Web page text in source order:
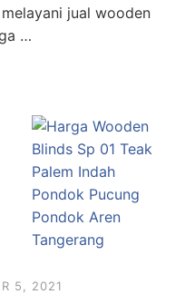
jual wooden
…
5, 2021